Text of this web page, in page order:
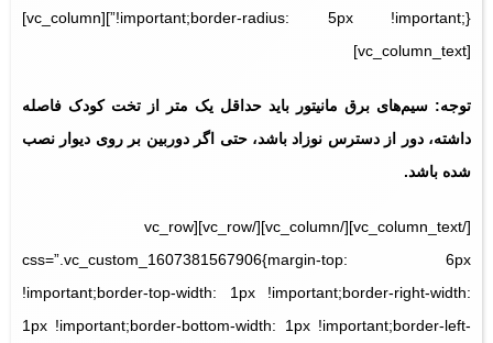
!important;border-radius: 5px !important;}”][vc_column]
[vc_column_text]
توجه: سیم‌های برق مانیتور باید حداقل یک متر از تخت کودک فاصله
داشته، دور از دسترس نوزاد باشد، حتی اگر دوربین بر روی دیوار نصب
شده باشد.
[/vc_column_text][/vc_column][/vc_row][vc_row
css=”.vc_custom_1607381567906{margin-top: 6px
!important;border-top-width: 1px !important;border-right-width:
1px !important;border-bottom-width: 1px !important;border-left-